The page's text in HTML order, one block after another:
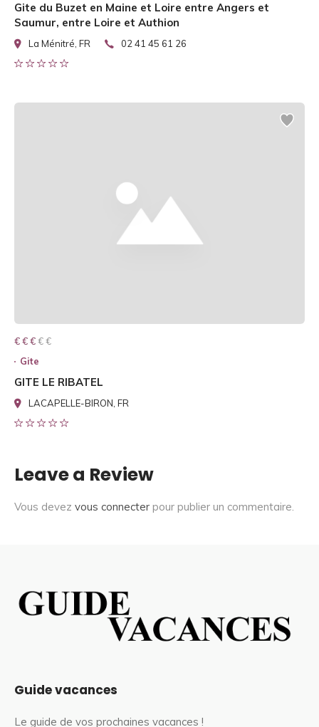
Gite du Buzet en Maine et Loire entre Angers et
Saumur, entre Loire et Authion
La Ménitré, FR 02 41 45 61 26
€ € € € €
€ € €
Gite
GITE LE RIBATEL
LACAPELLE-BIRON, FR
Leave a Review
Vous devez vous connecter pour publier un commentaire.
Guide vacances
Le guide de vos prochaines vacances !